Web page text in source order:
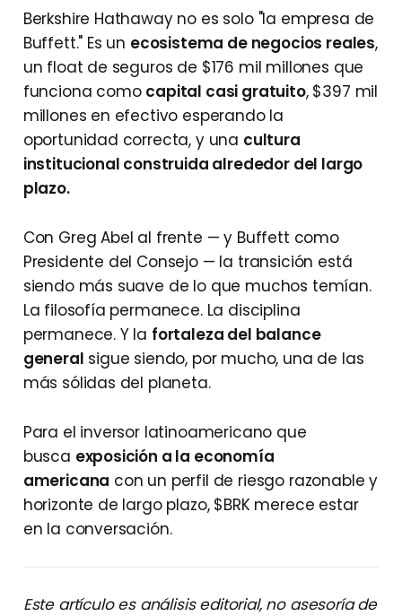
Berkshire Hathaway no es solo "la empresa de
Buffett." Es un ecosistema de negocios reales,
un float de seguros de $176 mil millones que
funciona como capital casi gratuito, $397 mil
millones en efectivo esperando la
oportunidad correcta, y una cultura
institucional construida alrededor del largo
plazo.
Con Greg Abel al frente — y Buffett como
Presidente del Consejo — la transición está
siendo más suave de lo que muchos temían.
La filosofía permanece. La disciplina
permanece. Y la fortaleza del balance
general sigue siendo, por mucho, una de las
más sólidas del planeta.
Para el inversor latinoamericano que
busca exposición a la economía
americana con un perfil de riesgo razonable y
horizonte de largo plazo, $BRK merece estar
en la conversación.
Este artículo es análisis editorial, no asesoría de